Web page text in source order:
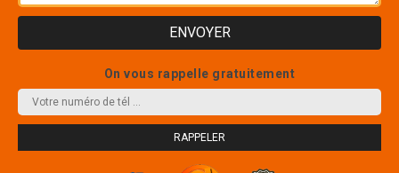
On vous rappelle gratuitement